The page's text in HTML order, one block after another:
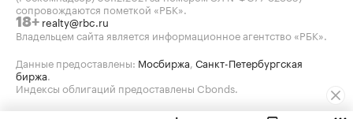
сопровождаются пометкой «РБК».
18+ realty@rbc.ru
Владельцем сайта является информационное агентство «РБК».
Данные предоставлены: Мосбиржа Санкт-Петербургская
биржа
Индексы облигаций предоставлены Cbonds.